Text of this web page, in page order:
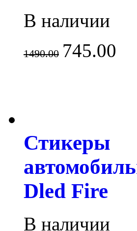
В наличии
1490.00 745.00
Стикеры
Dled Fire
В наличии